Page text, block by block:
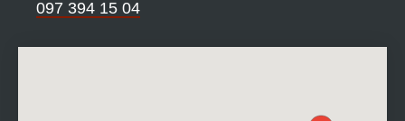
097 394 15 04